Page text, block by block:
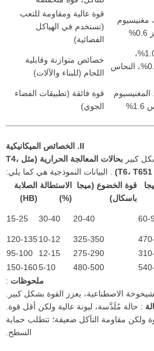
4.4%، مغنيسيوم
قوة عالية ومقاومة للتعب
(تستخدم في الهياكل
الفضائية)
المغنيسيوم 1.0%،
السيليكون 0.6%، النحاس
خصائص متوازنة وقابلية
اللحام (للبناء والآلات)
5.6%، المغنيسيوم
قوة فائقة (تطبيقات الفضاء
الجوي)
II. الخصائص الميكانيكية
كبير
بحالات المعالجة الحرارية (مثل T4،
T6، T651)
. البيانات النموذجية هي كما يلي:
قوة الخضوع (ميجا
باسكال)
الاستطالة
(%)
الصلابة
(HB)
60-
20-40
30-40
15-25
325-350
10-12
120-135
275-290
12-15
95-100
480-500
5-10
150-160
ملحوظات :
الاصطناعية، يعزز القوة بشكل كبير.
: حالة مُلَدَّسة، ليونة عالية ولكن أقل قوة.
ولكن مقاومة التآكل ضعيفة؛ تتطلب حماية
السطح.